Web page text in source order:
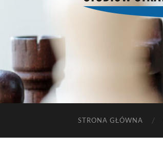
STOWARZYSZENIE
STRATEGICZNYCH
STRONA GŁÓWNA